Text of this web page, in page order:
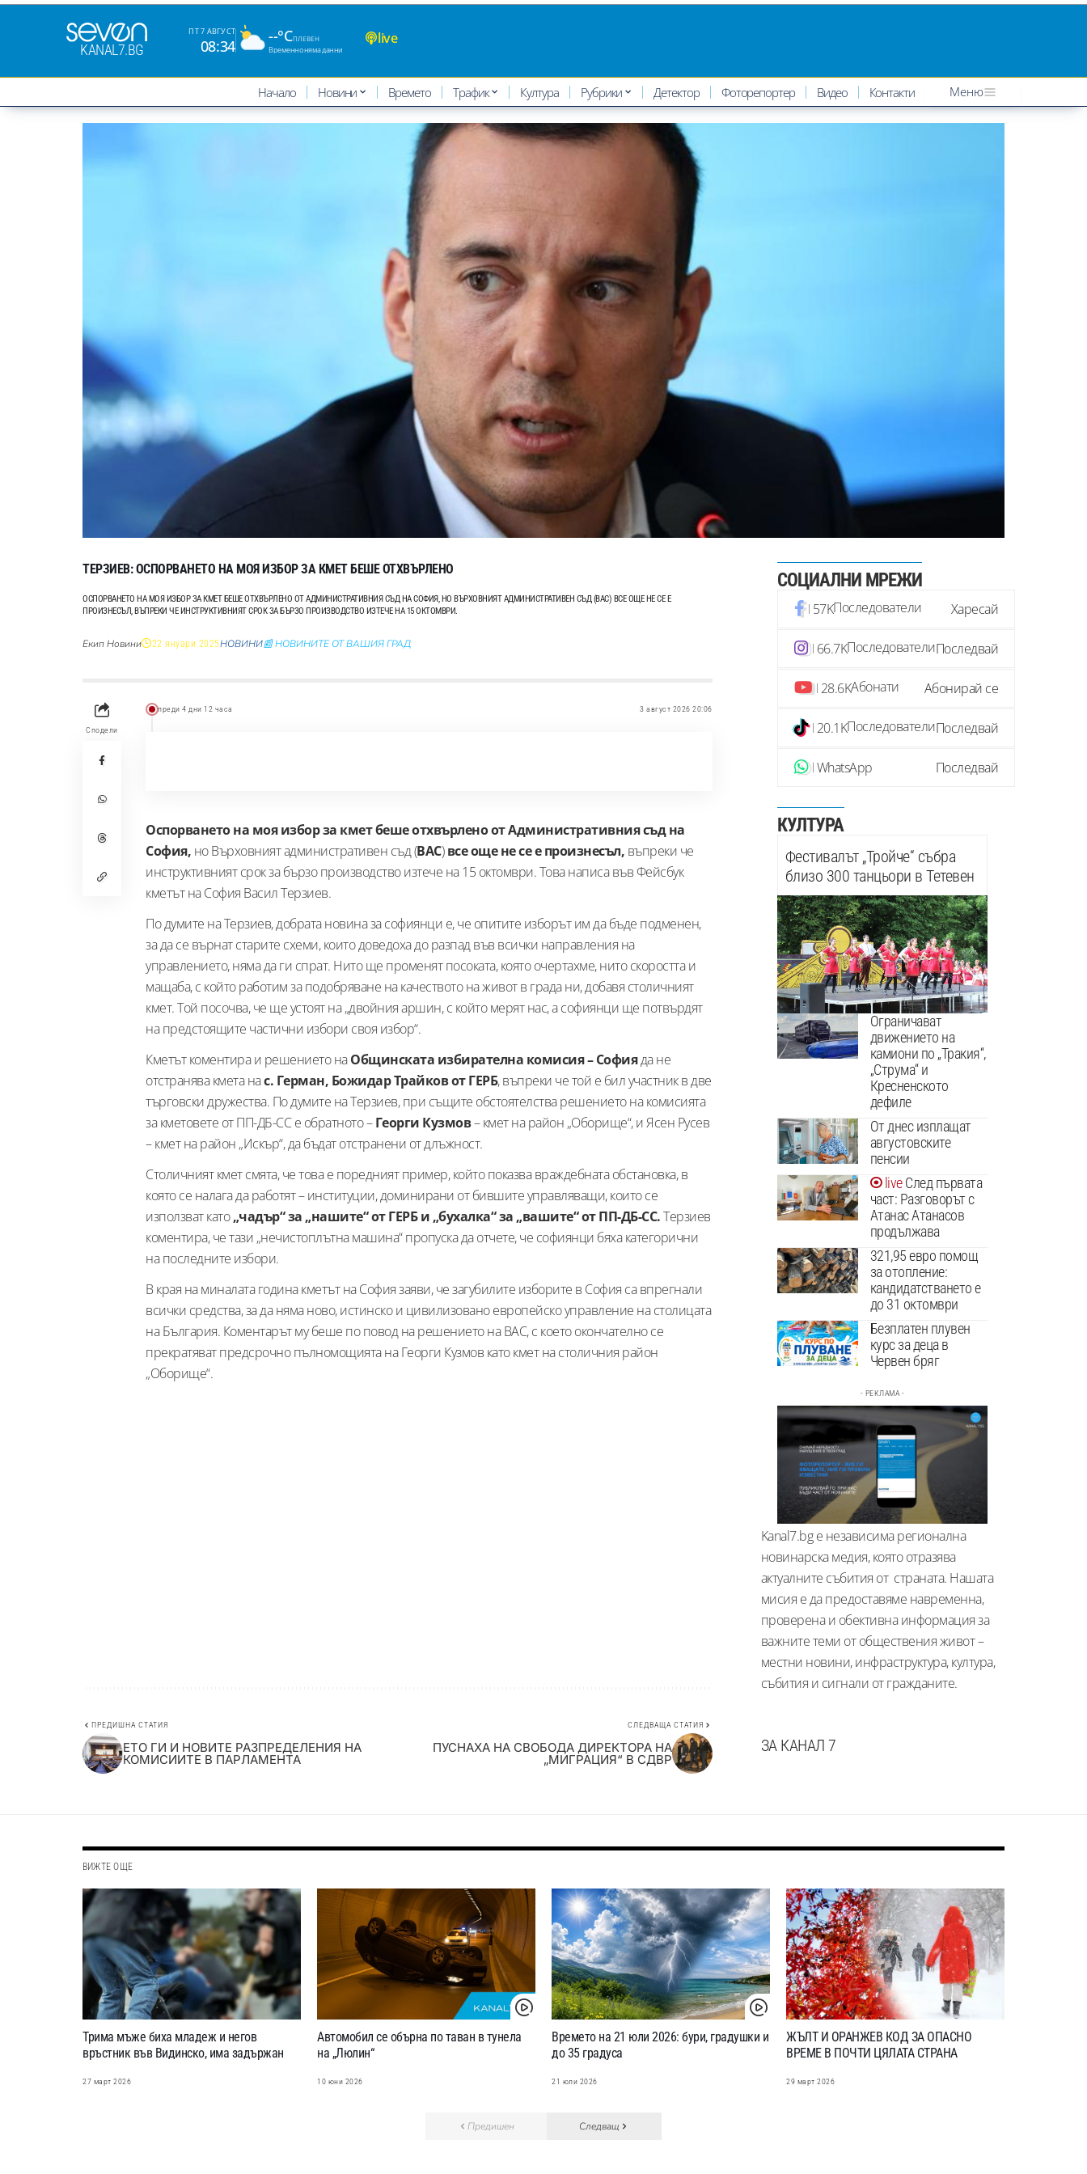
KANAL7.BG
ПТ 7 АВГУСТ
08:34
--°CПЛЕВЕН
Временно няма данни
live
Начало Новини Времето Трафик Култура Рубрики Детектор Фоторепортер Видео Контакти Меню
ТЕРЗИЕВ: ОСПОРВАНЕТО НА МОЯ ИЗБОР ЗА КМЕТ БЕШЕ ОТХВЪРЛЕНО
ОСПОРВАНЕТО НА МОЯ ИЗБОР ЗА КМЕТ БЕШЕ ОТХВЪРЛЕНО ОТ АДМИНИСТРАТИВНИЯ СЪД НА СОФИЯ, НО ВЪРХОВНИЯТ АДМИНИСТРАТИВЕН СЪД (ВАС) ВСЕ ОЩЕ НЕ СЕ Е
ПРОИЗНЕСЪЛ, ВЪПРЕКИ ЧЕ ИНСТРУКТИВНИЯТ СРОК ЗА БЪРЗО ПРОИЗВОДСТВО ИЗТЕЧЕ НА 15 ОКТОМВРИ.
Екип Новини 22 януари 2025НОВИНИ📰 НОВИНИТЕ ОТ ВАШИЯ ГРАД
Сподели
преди 4 дни 12 часа 3 август 2026 20:06
Оспорването на моя избор за кмет беше отхвърлено от Административния съд на
София, но Върховният административен съд (ВАС)все още не се е произнесъл, въпреки че
инструктивният срок за бързо производство изтече на 15 октомври. Това написа във Фейсбук
кметът на София Васил Терзиев.
По думите на Терзиев, добрата новина за софиянци е, че опитите изборът им да бъде подменен,
за да се върнат старите схеми, които доведоха до разпад във всички направления на
управлението, няма да ги спрат. Нито ще променят посоката, която очертахме, нито скоростта и
мащаба, с който работим за подобряване на качеството на живот в града ни, добавя столичният
кмет. Той посочва, че ще устоят на „двойния аршин, с който мерят нас, а софиянци ще потвърдят
на предстоящите частични избори своя избор“.
Кметът коментира и решението наОбщинската избирателна комисия – Софияда не
отстранява кмета нас. Герман, Божидар Трайков от ГЕРБ, въпреки че той е бил участник в две
търговски дружества. По думите на Терзиев, при същите обстоятелства решението на комисията
за кметовете от ПП-ДБ-СС е обратното –Георги Кузмов– кмет на район „Оборище“, и Ясен Русев
– кмет на район „Искър“, да бъдат отстранени от длъжност.
Столичният кмет смята, че това е поредният пример, който показва враждебната обстановка, в
която се налага да работят – институции, доминирани от бившите управляващи, които се
използват като„чадър“ за „нашите“ от ГЕРБ и „бухалка“ за „вашите“ от ПП-ДБ-СС.Терзиев
коментира, че тази „нечистоплътна машина“ пропуска да отчете, че софиянци бяха категорични
на последните избори.
В края на миналата година кметът на София заяви, че загубилите изборите в София са впрегнали
всички средства, за да няма ново, истинско и цивилизовано европейско управление на столицата
на България. Коментарът му беше по повод на решението на ВАС, с което окончателно се
прекратяват предсрочно пълномощията на Георги Кузмов като кмет на столичния район
„Оборище“.
ПРЕДИШНА СТАТИЯ
ЕТО ГИ И НОВИТЕ РАЗПРЕДЕЛЕНИЯ НА
КОМИСИИТЕ В ПАРЛАМЕНТА
СЛЕДВАЩА СТАТИЯ
ПУСНАХА НА СВОБОДА ДИРЕКТОРА НА
„МИГРАЦИЯ“ В СДВР
СОЦИАЛНИ МРЕЖИ
57KПоследователи Харесай
66.7KПоследователиПоследвай
28.6KАбонати Абонирай се
20.1KПоследователиПоследвай
WhatsApp Последвай
КУЛТУРА
Фестивалът „Тройче“ събра
близо 300 танцьори в Тетевен
Ограничават
движението на
камиони по „Тракия“,
„Струма“ и
Кресненското
дефиле
От днес изплащат
августовските
пенсии
След първата
част: Разговорът с
Атанас Атанасов
продължава
321,95 евро помощ
за отопление:
кандидатстването е
до 31 октомври
Безплатен плувен
курс за деца в
Червен бряг
- РЕКЛАМА -
Kanal7.bg е независима регионална
новинарска медия, която отразява
актуалните събития от страната. Нашата
мисия е да предоставяме навременна,
проверена и обективна информация за
важните теми от обществения живот –
местни новини, инфраструктура, култура,
събития и сигнали от гражданите.
ЗА КАНАЛ 7
ВИЖТЕ ОЩЕ
Трима мъже биха младеж и негов
връстник във Видинско, има задържан
27 март 2026
Автомобил се обърна по таван в тунела
на „Люлин“
10 юни 2026
Времето на 21 юли 2026: бури, градушки и
до 35 градуса
21 юли 2026
ЖЪЛТ И ОРАНЖЕВ КОД ЗА ОПАСНО
ВРЕМЕ В ПОЧТИ ЦЯЛАТА СТРАНА
29 март 2026
Предишен Следващ